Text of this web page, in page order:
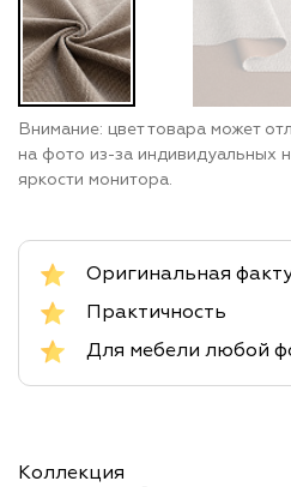
Внимание: цвет товара может
на фото из-за индивидуальных
яркости монитора.
Оригинальная
Практичность
Для мебели любой
Коллекция